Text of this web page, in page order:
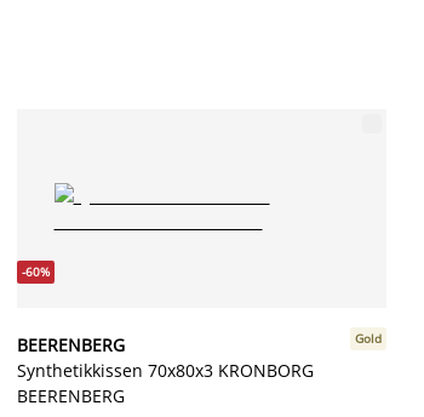
-60%
BEERENBERG
Synthetikkissen 70x80x3 KRONBORG
BEERENBERG
Gold